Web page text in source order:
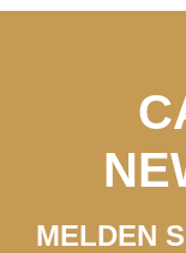
MELDEN